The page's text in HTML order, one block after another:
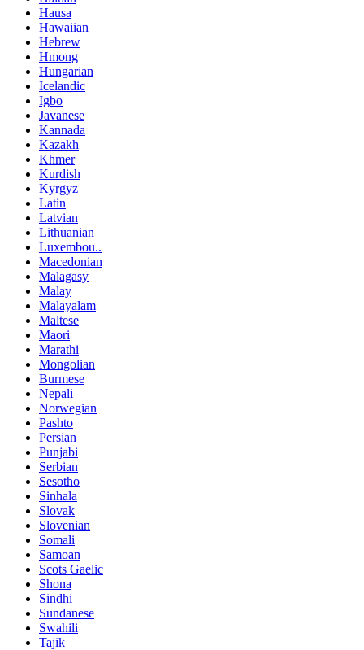
Hausa
Hawaiian
Hebrew
Hmong
Hungarian
Icelandic
Igbo
Javanese
Kannada
Kazakh
Khmer
Kurdish
Kyrgyz
Latin
Latvian
Lithuanian
Luxembou..
Macedonian
Malagasy
Malay
Malayalam
Maltese
Maori
Marathi
Mongolian
Burmese
Nepali
Norwegian
Pashto
Persian
Punjabi
Serbian
Sesotho
Sinhala
Slovak
Slovenian
Somali
Samoan
Scots Gaelic
Shona
Sindhi
Sundanese
Swahili
Tajik